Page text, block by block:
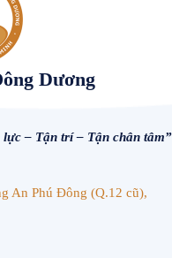
Dương
lực – Tận trí – Tận chân tâm”
An Phú Đông (Q.12 cũ),